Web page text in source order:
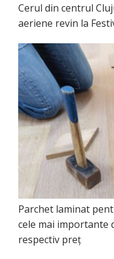
Cerul din centrul
aeriene revin la
Parchet laminat
cele mai importante
respectiv preț